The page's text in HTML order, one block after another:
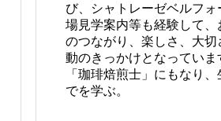
び、シャトレーゼベルフ
場見学案内等も経験して、
のつながり、楽しさ、大
動のきっかけとなっていま
「珈琲焙煎士」にもなり
でを学ぶ。